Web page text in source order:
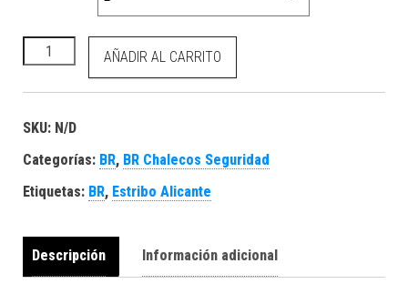
BR Chaleco Protección Thorax Children cantidad
AÑADIR AL CARRITO
SKU: N/D
Categorías: BR, BR Chalecos Seguridad
Etiquetas: BR, Estribo Alicante
Descripción Información adicional